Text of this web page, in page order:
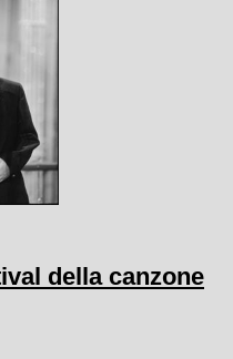
della canzone